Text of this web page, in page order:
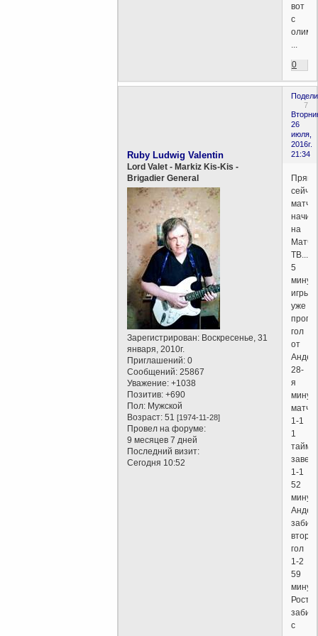
вот
с
...
0
7
26
июля,
2016г.
21:34
Ruby Ludwig Valentin
Lord Valet - Markiz Kis-Kis -
Brigadier General
Зарегистрирован: Воскресенье, 31
января, 2010г.
Приглашений: 0
Сообщений: 25867
Уважение: +1038
Позитив: +690
Пол: Мужской
Возраст: 51[1974-11-28]
Провел на форуме:
9 месяцев 7 дней
Последний визит:
Сегодня 10:52
Прямо
сейчас
матч
на
Матч-
ТВ...
5
минут
игры
уже
гол
от
28-
я
матча
1-1
1
тайм
1-1
52
гол
1-2
59
Ростов
с